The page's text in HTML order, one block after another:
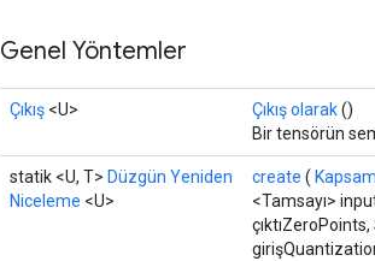
Genel Yöntemler
Çıkış <U> Çıkış olarak()
Bir tensörün
statik <U, T> Düzgün Yeniden
Niceleme <U>
create ( Kapsam
<Tamsayı>